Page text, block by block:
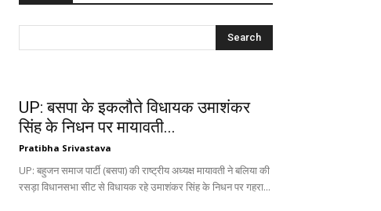
UP: बसपा के इकलौते विधायक उमाशंकर
सिंह के निधन पर मायावती...
Pratibha Srivastava
UP: बहुजन समाज पार्टी (बसपा) की राष्ट्रीय अध्यक्ष मायावती ने बलिया की
रसड़ा विधानसभा सीट से विधायक रहे उमाशंकर सिंह के निधन पर गहरा...